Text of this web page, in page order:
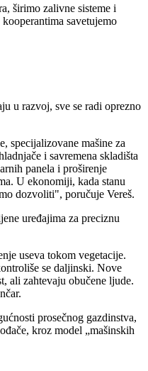
širimo zalivne sisteme i
savetujemo
u razvoj, sve se radi oprezno
specijalizovane mašine za
i savremena skladišta
panela i proširenje
U ekonomiji, kada stanu
dozvoliti", poručuje Vereš.
uređajima za preciznu
useva tokom vegetacije.
se daljinski. Nove
ali zahtevaju obučene ljude.
prosečnog gazdinstva,
kroz model „mašinskih